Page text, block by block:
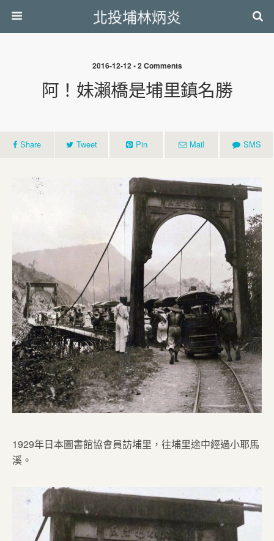
北投埔林炳炎
2016-12-12 • 2 Comments
阿！妹瀨橋是埔里鎮名勝
Share Tweet Pin Mail SMS
1929年日本圖書館協會員訪埔里，往埔里途中經過小耶馬
溪。